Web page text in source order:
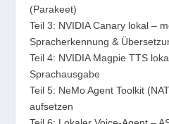
(Parakeet)
Teil 3: NVIDIA Canary lokal –
Spracherkennung &
Teil 4: NVIDIA Magpie TTS
Sprachausgabe
Teil 5: NeMo Agent Toolkit
aufsetzen